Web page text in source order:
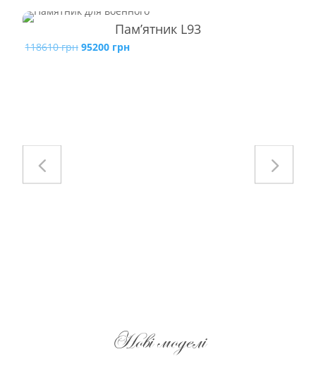
Пам’ятник L93
118610грн Оригінальна
95200 грнПоточна
Нові моделі